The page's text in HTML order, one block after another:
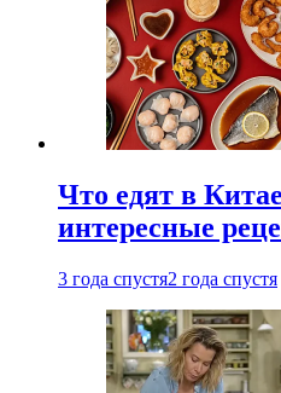
Что едят в
интересные
3 года спустя2 года спустя